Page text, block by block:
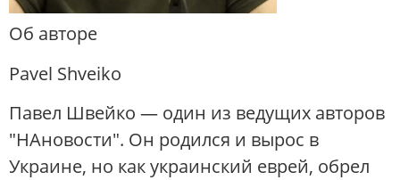
Об авторе
Pavel Shveiko
Павел Швейко — один из ведущих авторов
"НАновости". Он родился и вырос в
Украине, но как украинский еврей, обрел